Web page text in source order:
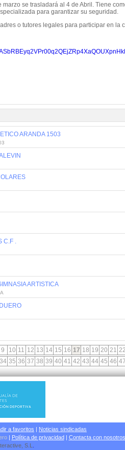
se trasladará al 4 de Abril. Tiene
para garantizar su seguridad.
o tutores legales para participar en la
ARANDA 1503
C.F .
ARTISTICA
9 10 11 12 13 14 15 16 17 18 19 20 21 22
34 35 36 37 38 39 40 41 42 43 44 45 46 47
a favoritos | Noticias sindicadas
| Política de privacidad| Contacta con nosotros
, S.L